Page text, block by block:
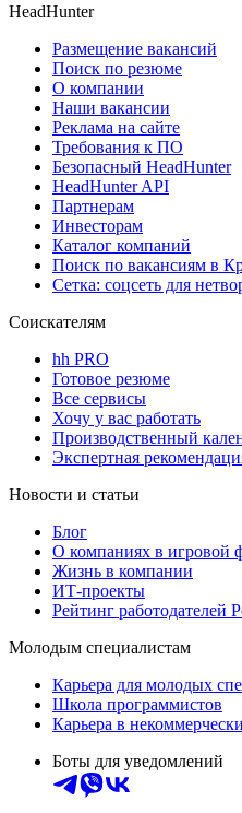
HeadHunter
Размещение вакансий
Поиск по резюме
О компании
Наши вакансии
Реклама на сайте
Требования к ПО
Безопасный HeadHunter
HeadHunter API
Партнерам
Инвесторам
Каталог компаний
Поиск по вакансиям в
Сетка: соцсеть для
Соискателям
hh PRO
Готовое резюме
Все сервисы
Хочу у вас работать
Производственный
Экспертная
Новости и статьи
Блог
О компаниях в игровой
Жизнь в компании
ИТ-проекты
Рейтинг работодателей
Молодым специалистам
Карьера для молодых
Школа программистов
Карьера в
Боты для уведомлений